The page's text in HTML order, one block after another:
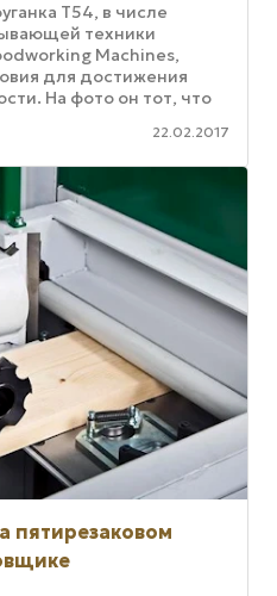
T54, в числе
техники
Machines,
для достижения
На фото он тот, что
действующее ...
22.02.2017
пятирезаковом